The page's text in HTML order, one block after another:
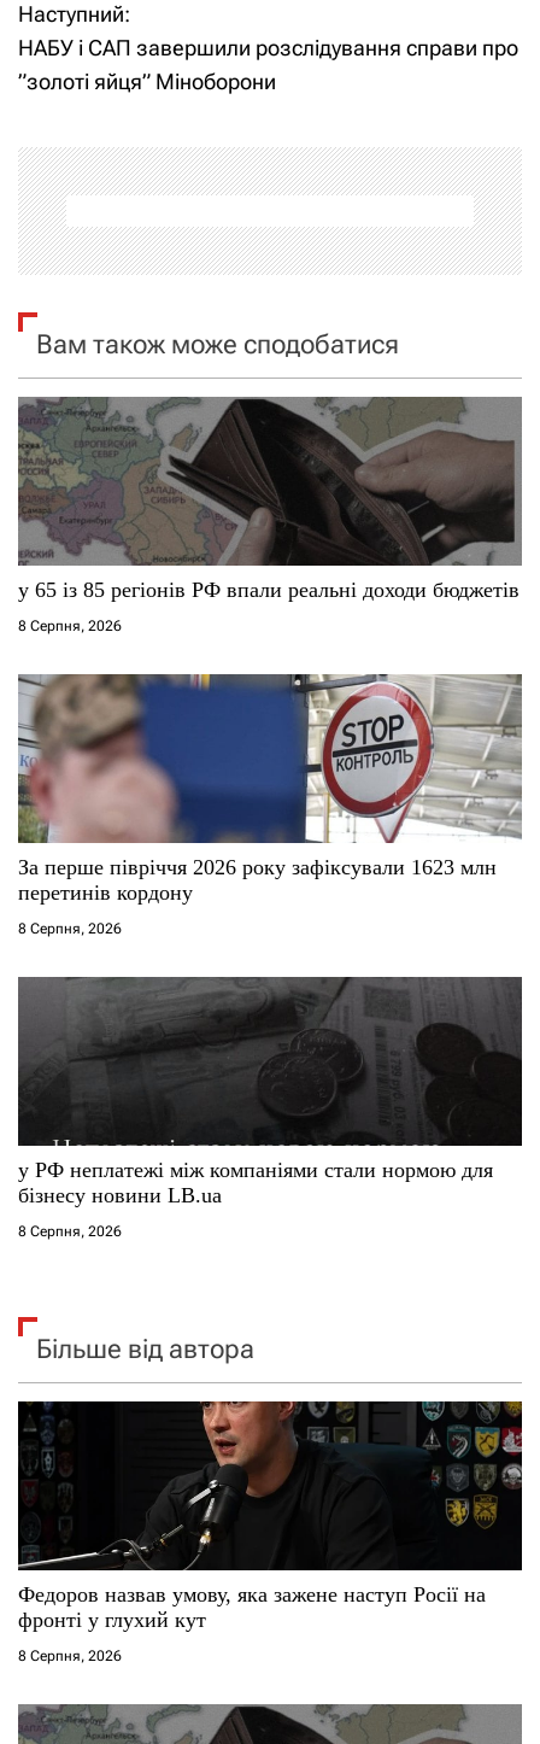
в
і
а
ц
і
я
з
а
п
и
с
в
Наступний:
НАБУ і САП завершили розслідування справи про
”золоті яйця” Міноборони
Вам також може сподобатися
у 65 із 85 регіонів РФ впали реальні доходи бюджетів
8 Серпня, 2026
За перше півріччя 2026 року зафіксували 1623 млн
перетинів кордону
8 Серпня, 2026
у РФ неплатежі між компаніями стали нормою для
бізнесу новини LB.ua
8 Серпня, 2026
Більше від автора
Федоров назвав умову, яка зажене наступ Росії на
фронті у глухий кут
8 Серпня, 2026